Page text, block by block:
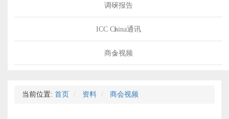
调研报告
ICC China通讯
商会视频
当前位置: 首页 资料 商会视频